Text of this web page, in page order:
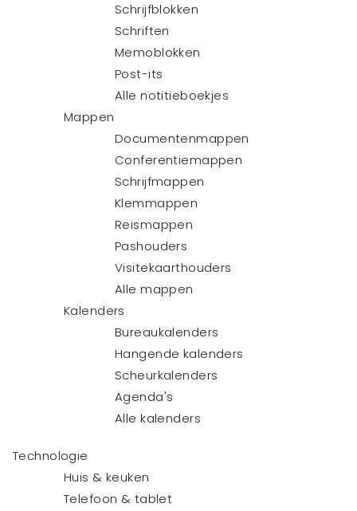
Schrijfblokken
Schriften
Memoblokken
Post-its
Alle notitieboekjes
Mappen
Documentenmappen
Conferentiemappen
Schrijfmappen
Klemmappen
Reismappen
Pashouders
Visitekaarthouders
Alle mappen
Kalenders
Bureaukalenders
Hangende kalenders
Scheurkalenders
Agenda's
Alle kalenders
Technologie
Huis & keuken
Telefoon & tablet